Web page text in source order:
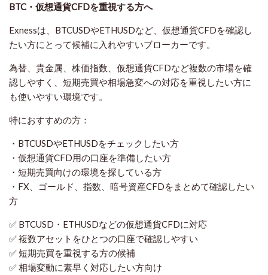
BTC・仮想通貨CFDを重視する方へ
Exnessは、BTCUSDやETHUSDなど、仮想通貨CFDを確認し
たい方にとって候補に入れやすいブローカーです。
為替、貴金属、株価指数、仮想通貨CFDなど複数の市場を確
認しやすく、短期売買や相場急変への対応を重視したい方に
も使いやすい環境です。
特におすすめの方：
・BTCUSDやETHUSDをチェックしたい方
・仮想通貨CFD用の口座を準備したい方
・短期売買向けの環境を探している方
・FX、ゴールド、指数、暗号資産CFDをまとめて確認したい
方
✅ BTCUSD・ETHUSDなどの仮想通貨CFDに対応
✅ 複数アセットをひとつの口座で確認しやすい
✅ 短期売買を重視する方の候補
✅ 相場変動に素早く対応したい方向け